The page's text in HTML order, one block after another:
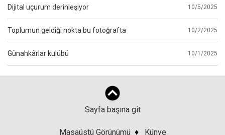
Dijital uçurum derinleşiyor 10/5/2025
Toplumun geldiği nokta bu fotoğrafta 10/2/2025
Günahkârlar kulübü 10/1/2025
Sayfa başına git
Masaüstü Görünümü ♦ Künye